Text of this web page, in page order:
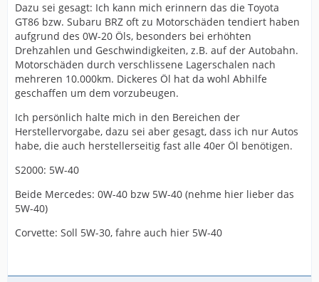
Dazu sei gesagt: Ich kann mich erinnern das die Toyota
GT86 bzw. Subaru BRZ oft zu Motorschäden tendiert haben
aufgrund des 0W-20 Öls, besonders bei erhöhten
Drehzahlen und Geschwindigkeiten, z.B. auf der Autobahn.
Motorschäden durch verschlissene Lagerschalen nach
mehreren 10.000km. Dickeres Öl hat da wohl Abhilfe
geschaffen um dem vorzubeugen.
Ich persönlich halte mich in den Bereichen der
Herstellervorgabe, dazu sei aber gesagt, dass ich nur Autos
habe, die auch herstellerseitig fast alle 40er Öl benötigen.
S2000: 5W-40
Beide Mercedes: 0W-40 bzw 5W-40 (nehme hier lieber das
5W-40)
Corvette: Soll 5W-30, fahre auch hier 5W-40